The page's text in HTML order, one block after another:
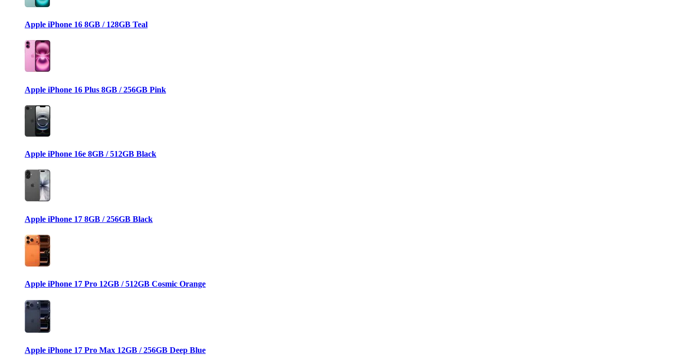
Apple iPhone 16 8GB / 128GB Teal
Apple iPhone 16 Plus 8GB / 256GB Pink
Apple iPhone 16e 8GB / 512GB Black
Apple iPhone 17 8GB / 256GB Black
Apple iPhone 17 Pro 12GB / 512GB Cosmic Orange
Apple iPhone 17 Pro Max 12GB / 256GB Deep Blue